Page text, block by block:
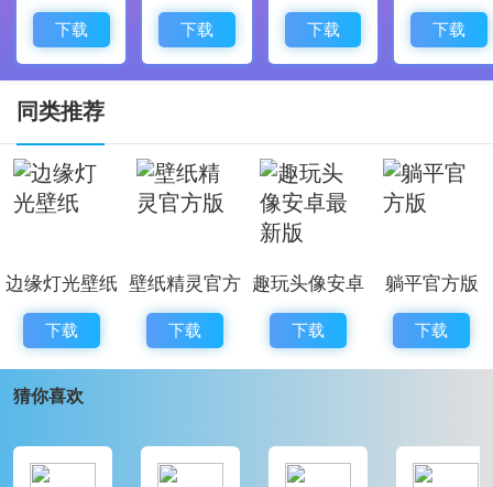
同的画中画照片
3 形状切图
#形状切图#，有各种可爱的形状，总有一款是你喜
4 炫酷滤镜
#滤镜#，强烈推荐非常炫酷的#低多形滤镜#功
非常方便分享到社交，开始下载并体验吧
v3.5.0
2 修复分享时会闪退的问题
下载 下载 下载 下载
同类推荐
边缘灯光壁纸
下载
壁纸精灵官方
版
下载
趣玩头像安卓
最新版
下载
躺平官方版
下载
猜你喜欢